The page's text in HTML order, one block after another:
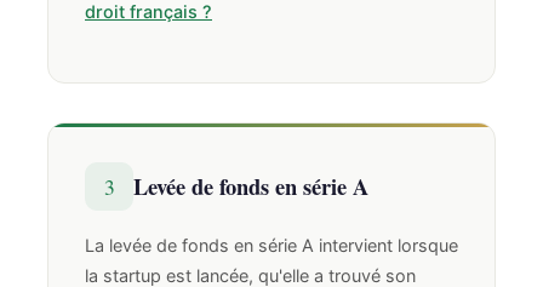
droit français ?
3 Levée de fonds en série A
La levée de fonds en série A intervient lorsque
la startup est lancée, qu'elle a trouvé son